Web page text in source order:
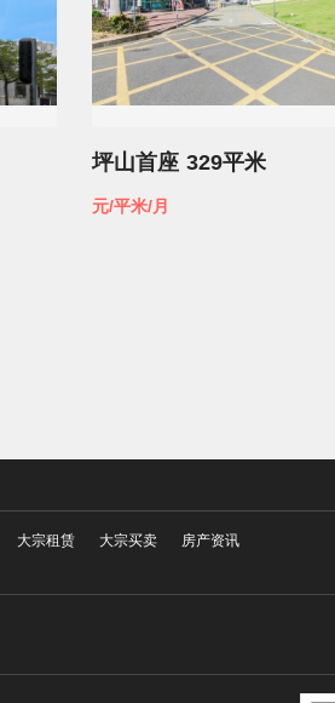
坪山首座 329平米
元/平米/月
大宗租赁 大宗买卖
房产资讯